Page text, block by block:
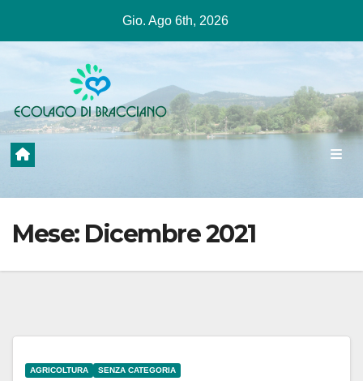
contenuto
Gio. Ago 6th, 2026
Mese: Dicembre 2021
AGRICOLTURA SENZA CATEGORIA